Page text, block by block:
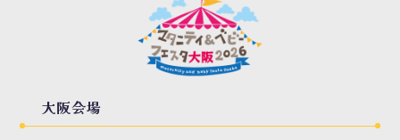
大阪会場